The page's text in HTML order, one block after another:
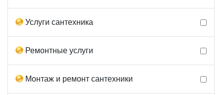
Услуги сантехника
Ремонтные услуги
Монтаж и ремонт сантехники